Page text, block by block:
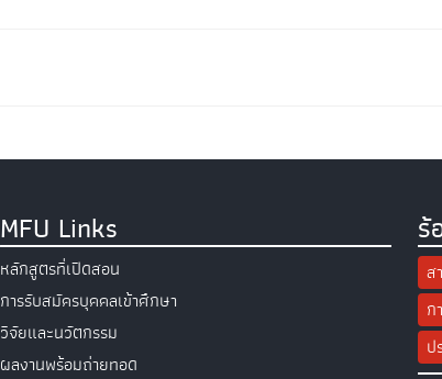
MFU Links
หลักสูตรที่เปิดสอน
การรับสมัครบุคคลเข้าศึกษา
วิจัยและนวัตกรรม
ผลงานพร้อมถ่ายทอด
ร้
ส
ก
ป